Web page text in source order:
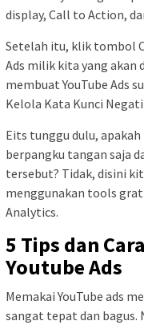
display, Call to Action,
Setelah itu, klik tombol
Ads milik kita yang akan
membuat YouTube Ads
Kelola Kata Kunci
Eits tunggu dulu,
berpangku tangan saja
tersebut? Tidak, disini
menggunakan tools
Analytics.
5 Tips dan
Youtube Ads
Memakai YouTube ads
sangat tepat dan bagus.